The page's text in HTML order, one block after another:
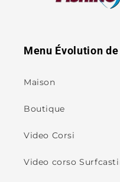
Menu Évolution
Maison
Boutique
Video Corsi
Video corso